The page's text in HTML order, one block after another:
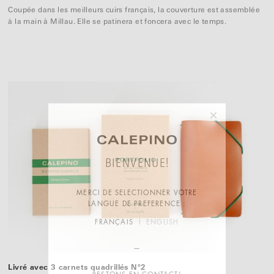
×
BIENVENUE!
MERCI DE SELECTIONNER VOTRE
LANGUE DE PREFERENCE :
FRANÇAIS ENGLISH
Coupée dans les meilleurs cuirs français, la couverture est assemblée
à la main à Millau. Elle se patinera et foncera avec le temps.
Livré avec 3 carnets quadrillés N°2